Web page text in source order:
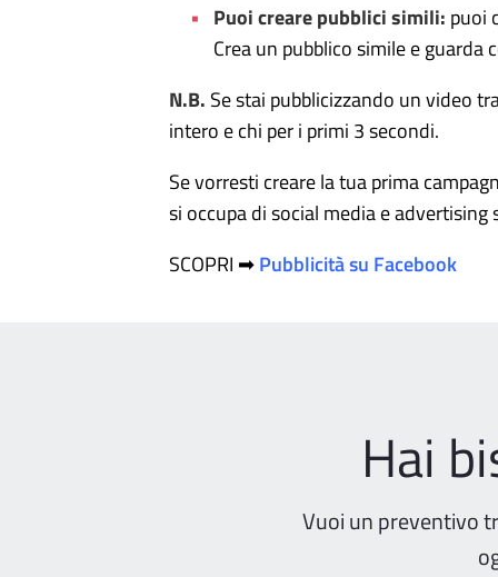
Puoi creare pubblici simili: puoi
Crea un pubblico simile e guarda
N.B. Se stai pubblicizzando un video
intero e chi per i primi 3 secondi.
Se vorresti creare la tua prima
si occupa di social media e advertising
SCOPRI ➡Pubblicità su Facebook
Hai
Vuoi un preventivo